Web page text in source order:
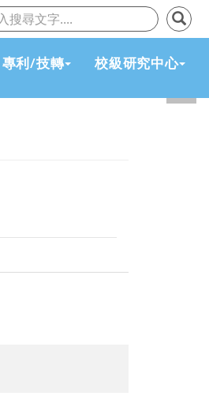
專利/技轉 校級研究中心